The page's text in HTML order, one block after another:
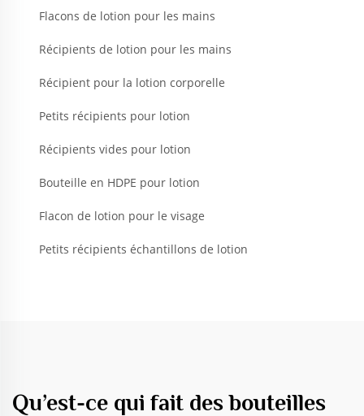
Flacons de lotion pour les mains
Récipients de lotion pour les mains
Récipient pour la lotion corporelle
Petits récipients pour lotion
Récipients vides pour lotion
Bouteille en HDPE pour lotion
Flacon de lotion pour le visage
Petits récipients échantillons de lotion
Qu’est-ce qui fait des bouteilles